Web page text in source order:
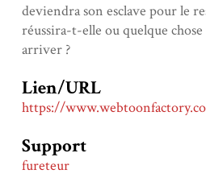
deviendra son esclave pour le
réussira-t-elle ou quelque
arriver ?
Lien/URL
https://
Support
fureteur